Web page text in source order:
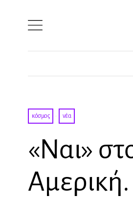
κόσμος · νέα
«Ναι»
Αμερική.